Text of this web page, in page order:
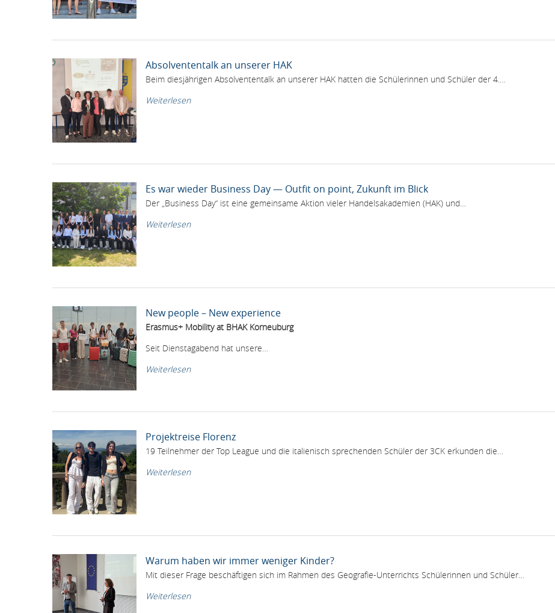
Absolvententalk an unserer HAK
Beim diesjährigen Absolvententalk an unserer HAK hatten die Schülerinnen und Schüler der 4.…
Weiterlesen
Es war wieder Business Day — Outfit on point, Zukunft im Blick
Der „Business Day“ ist eine gemeinsame Aktion vieler Handelsakademien (HAK) und…
Weiterlesen
New people – New experience
Erasmus+ Mobility at BHAK Korneuburg
Seit Dienstagabend hat unsere…
Weiterlesen
Projektreise Florenz
19 Teilnehmer der Top League und die italienisch sprechenden Schüler der 3CK erkunden die…
Weiterlesen
Warum haben wir immer weniger Kinder?
Mit dieser Frage beschäftigen sich im Rahmen des Geografie-Unterrichts Schülerinnen und Schüler…
Weiterlesen